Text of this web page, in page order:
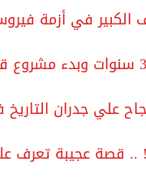
الكبير في أزمة
علي جدران